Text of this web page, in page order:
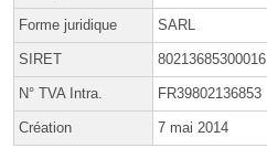
Forme juridique SARL
SIRET 80213685300016
N° TVA Intra. FR39802136853
Création 7 mai 2014